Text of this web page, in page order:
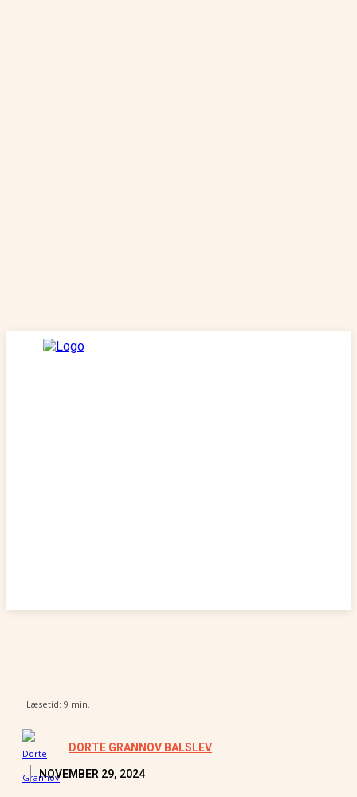
Læsetid: 9 min.
DORTE GRANNOV BALSLEV
NOVEMBER 29, 2024